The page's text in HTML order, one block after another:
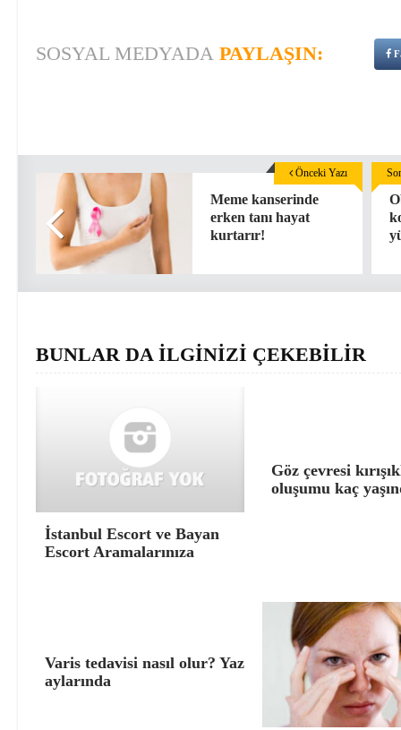
SOSYAL MEDYADA PAYLAŞIN:
Meme kanserinde
erken tanı hayat
kurtarır!
Önceki Yazı
BUNLAR DA İLGİNİZİ ÇEKEBİLİR
İstanbul Escort ve Bayan
Escort Aramalarınıza
Göz çevresi
oluşumu kaç
Varis tedavisi nasıl olur? Yaz
aylarında